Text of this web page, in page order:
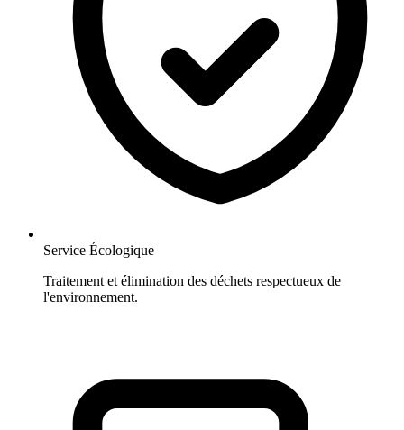
Service Écologique
Traitement et élimination des déchets respectueux de
l'environnement.